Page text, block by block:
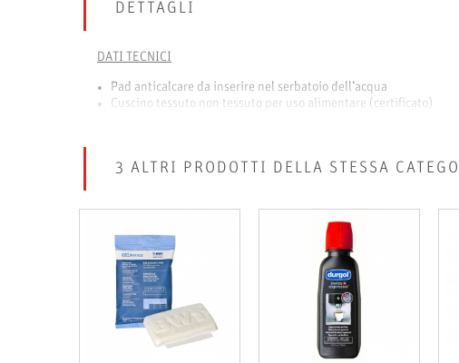
DETTAGLI
DATI TECNICI
Pad anticalcare da inserire nel serbatoio dell’acqua
Cuscino tessuto non tessuto per uso alimentare (certificato)
Vantaggi: non rovina la preziosa strumentazione tecnica
3 ALTRI PRODOTTI DELLA STESSA